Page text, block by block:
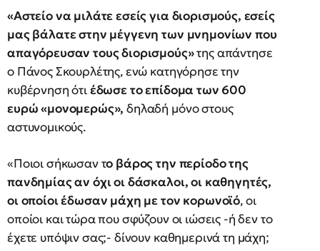
«Αστείο να μιλάτε εσείς για διορισμούς, εσείς
μας βάλατε στην μέγγενη των μνημονίων που
απαγόρευσαν τους διορισμούς»της απάντησε
ο Πάνος Σκουρλέτης, ενώ κατηγόρησε την
κυβέρνηση ότιέδωσε το επίδομα των 600
ευρώ «μονομερώς», δηλαδή μόνο στους
αστυνομικούς.
«Ποιοι σήκωσαν το βάρος την περίοδο της
πανδημίας αν όχι οι δάσκαλοι, οι καθηγητές,
οι οποίοι έδωσαν μάχη με τον κορωνοϊό, οι
οποίοι και τώρα που σφύζουν οι ιώσεις -ή δεν το
έχετε υπόψιν σας;- δίνουν καθημερινά τη μάχη;